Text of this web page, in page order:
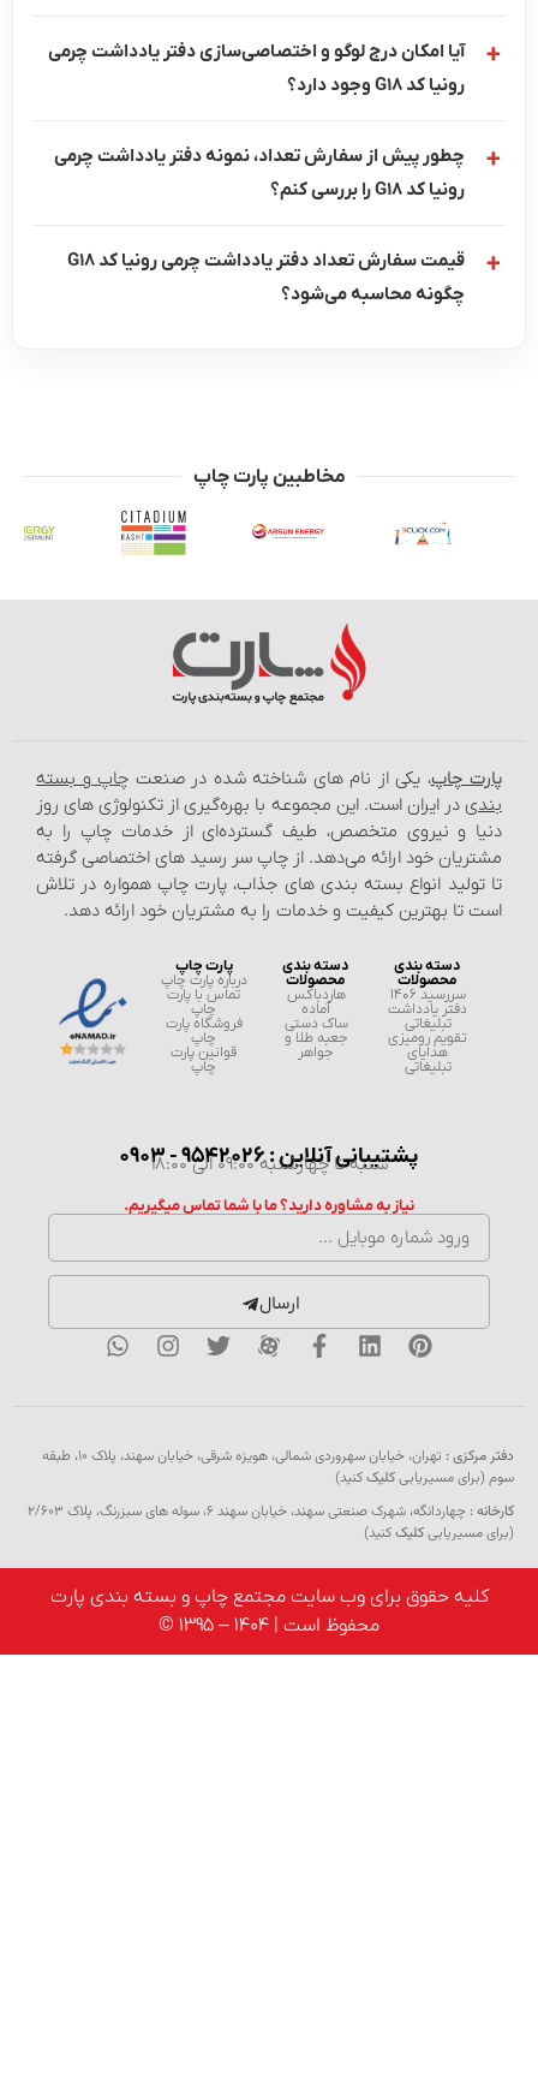
آیا امکان درج لوگو و اختصاصی‌سازی دفتر یادداشت چرمی
رونیا کد G18 وجود دارد؟
چطور پیش از سفارش تعداد، نمونه دفتر یادداشت چرمی
رونیا کد G18 را بررسی کنم؟
قیمت سفارش تعداد دفتر یادداشت چرمی رونیا کد G18
چگونه محاسبه می‌شود؟
مخاطبین پارت چاپ
چاپ، یکی از نام‌ های شناخته شده در صنعت چاپ و بسته‌
در ایران است. این مجموعه با بهره‌گیری از تکنولوژی‌ های روز
و نیروی متخصص، طیف گسترده‌ای از خدمات چاپ را به
خود ارائه می‌دهد. از چاپ سر رسید های اختصاصی گرفته
انواع بسته‌ بندی‌ های جذاب، پارت چاپ همواره در تلاش
تا بهترین کیفیت و خدمات را به مشتریان خود ارائه دهد.
دسته بندی
محصولات
دفتر یادداشت
تقویم رومیزی
دسته بندی
محصولات
هاردباکس
ساک دستی
جعبه طلا و
پارت چاپ
درباره پارت چاپ
تماس با پارت
فروشگاه پارت
قوانین پارت
پشتیبانی آنلاین : 9542026 - 0903
شنبه تا چهارشنبه 09:00 الی 18:00
نیاز به مشاوره دارید؟ ما با شما تماس میگیریم.
:
تهران، خیابان سهروردی شمالی، هویزه شرقی، خیابان سهند، پلاک ۱۰، طبقه
مسیریابیکلیککنید)
چهاردانگه، شهرک صنعتی سهند، خیابان سهند 6، سوله های سبزرنگ، پلاک 2/603
کلیککنید)
حقوق برای وب سایت مجتمع چاپ و بسته بندی پارت
محفوظ است | 1404 – 1395 ©